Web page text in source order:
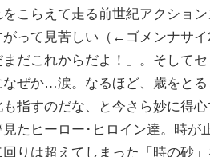
こらえて走る前世紀アクショ
がって見苦しい（←ゴメンナサ
まだこれからだよ！」。そして
なぜか…涙。なるほど、歳をと
指すのだな、と今さら妙に得
たヒーロー･ヒロイン達。時が
回りは超えてしまった「時の砂